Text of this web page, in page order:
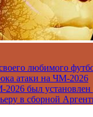
любимого
атаки на ЧМ-2026
был установлен
в сборной